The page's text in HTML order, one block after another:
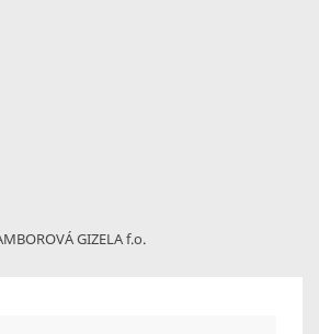
GIZELA f.o.